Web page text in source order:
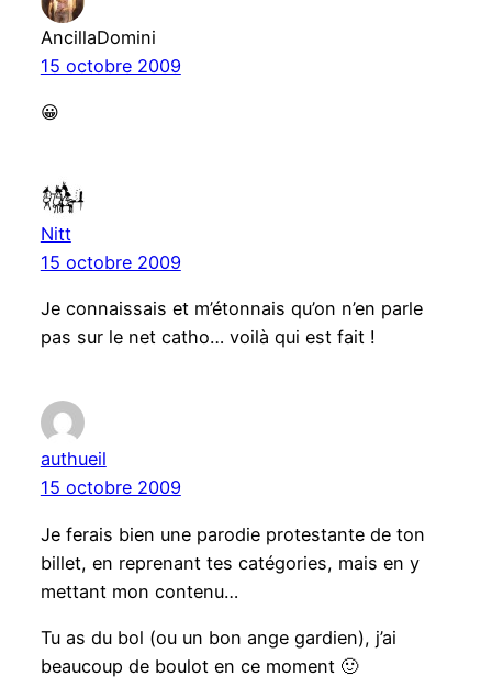
AncillaDomini
15 octobre 2009
😀
Nitt
15 octobre 2009
Je connaissais et m’étonnais qu’on n’en parle
pas sur le net catho… voilà qui est fait !
authueil
15 octobre 2009
Je ferais bien une parodie protestante de ton
billet, en reprenant tes catégories, mais en y
mettant mon contenu…
Tu as du bol (ou un bon ange gardien), j’ai
beaucoup de boulot en ce moment 🙂